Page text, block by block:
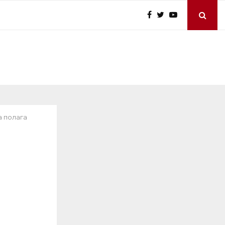
полага